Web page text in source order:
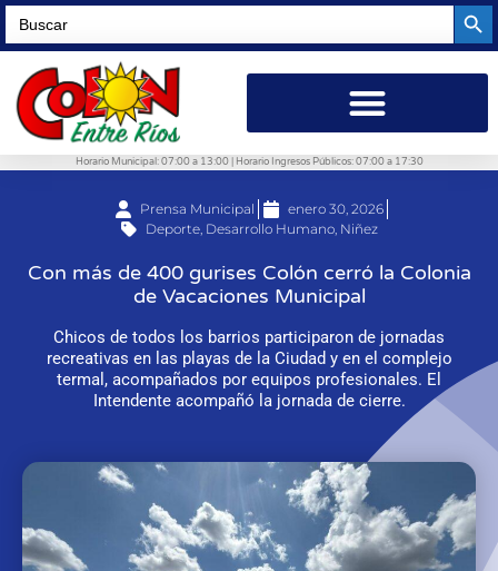
Search
for:
Horario Municipal: 07:00 a 13:00 | Horario Ingresos Públicos: 07:00 a 17:30
Prensa Municipal
enero 30, 2026
Deporte Desarrollo Humano Niñez
Con más de 400 gurises Colón cerró la Colonia
de Vacaciones Municipal
Chicos de todos los barrios participaron de jornadas
recreativas en las playas de la Ciudad y en el complejo
termal, acompañados por equipos profesionales. El
Intendente acompañó la jornada de cierre.